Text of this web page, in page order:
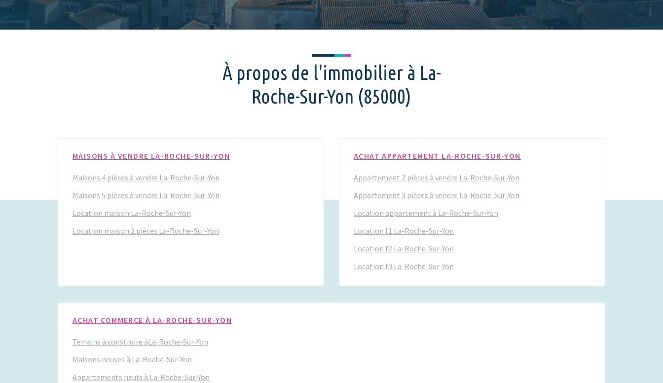
À propos de l'immobilier à La-
Roche-Sur-Yon (85000)
MAISONS À VENDRE LA-ROCHE-SUR-YON
Maisons 4 pièces à vendre La-Roche-Sur-Yon
Maisons 5 pièces à vendre La-Roche-Sur-Yon
Location maison La-Roche-Sur-Yon
Location maison 2 pièces La-Roche-Sur-Yon
ACHAT APPARTEMENT LA-ROCHE-SUR-YON
Appartement 2 pièces à vendre La-Roche-Sur-Yon
Appartement 3 pièces à vendre La-Roche-Sur-Yon
Location appartement à La-Roche-Sur-Yon
Location f1 La-Roche-Sur-Yon
Location f2 La-Roche-Sur-Yon
Location f3 La-Roche-Sur-Yon
ACHAT COMMERCE À LA-ROCHE-SUR-YON
Terrains à construire àLa-Roche-Sur-Yon
Maisons neuves à La-Roche-Sur-Yon
Appartements neufs à La-Roche-Sur-Yon